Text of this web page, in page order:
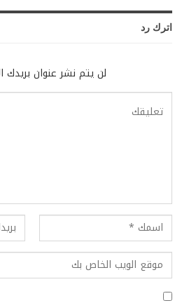
اترك رد
لن يتم نشر عنوان بريدك